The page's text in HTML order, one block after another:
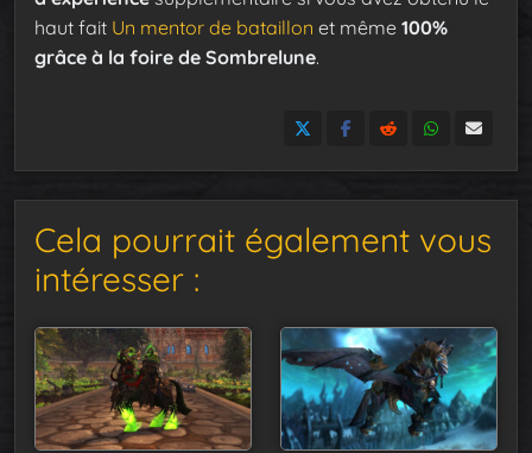
haut fait Un mentor de bataillon et même 100%
grâce à la foire de Sombrelune.
Cela pourrait également vous
intéresser :